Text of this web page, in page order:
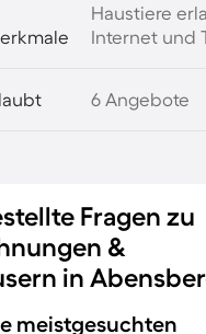
Haustiere
Internet und
6 Angebote
Fragen zu
&
in
meistgesuchten